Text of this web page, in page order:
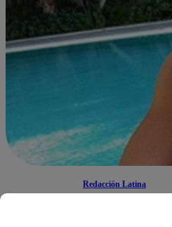
Redacción Latina